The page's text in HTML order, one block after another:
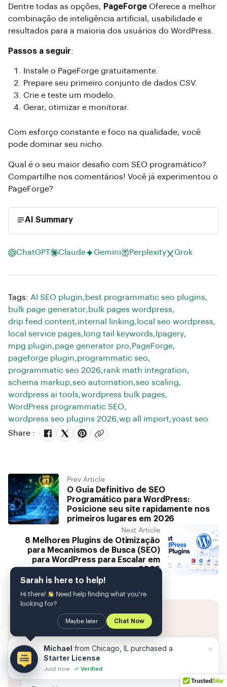
Dentre todas as opções, PageForge Oferece a melhor
combinação de inteligência artificial, usabilidade e
resultados para a maioria dos usuários do WordPress.
Passos a seguir:
Instale o PageForge gratuitamente.
Prepare seu primeiro conjunto de dados CSV.
Crie e teste um modelo.
Gerar, otimizar e monitorar.
Com esforço constante e foco na qualidade, você
pode dominar seu nicho.
Qual é o seu maior desafio com SEO programático?
Compartilhe nos comentários! Você já experimentou o
PageForge?
AI Summary
ChatGPT Claude Gemini Perplexity Grok
Tags: AI SEO plugin,best programmatic seo plugins,
bulk page generator,bulk pages wordpress,
drip feed content,internal linking, local seo wordpress,
local service pages, long tail keywords, lpagery,
mpg plugin,page generator pro,PageForge,
pageforge plugin,programmatic seo,
programmatic seo 2026,rank math integration,
schema markup,seo automation,seo scaling,
wordpress ai tools,wordpress bulk pages,
WordPress programmatic SEO,
wordpress seo plugins 2026,wp all import,yoast seo
Share :
Prev Article
O Guia Definitivo de SEO
Programático para WordPress:
Posicione seu site rapidamente nos
primeiros lugares em 2026
Next Article
8 Melhores Plugins de Otimização
para Mecanismos de Busca (SEO)
para WordPress para Escalar em
2026
Leave a Reply
Your email address will not be published.
Required fields are marked
Sarah is here to help!
Hi there!
Need help finding what you're
looking for?
Maybe later Chat Now
Michael from Chicago, IL purchased a
Starter License
Just now ✓ Verified
×